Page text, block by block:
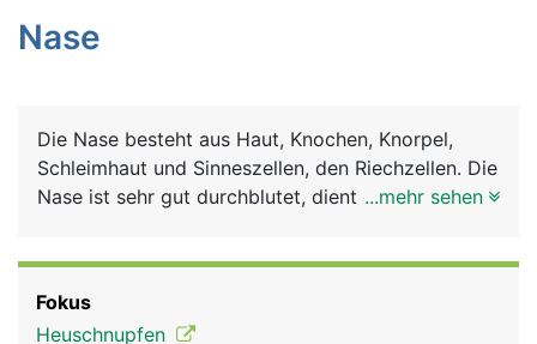
Symptome
News
Rubriken
Nase
Die Nase besteht aus Haut, Knochen, Knorpel,
Schleimhaut und Sinneszellen, den Riechzellen. Die
Nase ist sehr gut durchblutet, dient der Atmung
Feuchtigkeit zurückgewonnen. Meist wird
...mehr sehen
Fokus
Heuschnupfen